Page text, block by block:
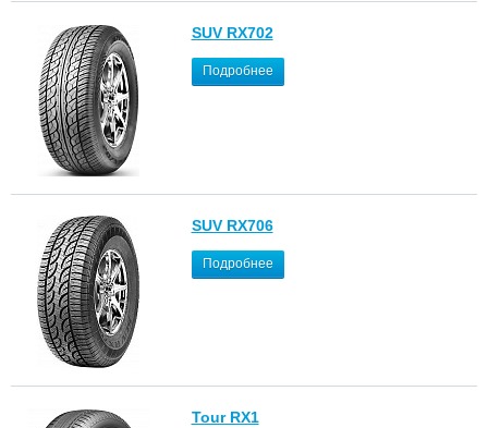
SUV RX702
Подробнее
SUV RX706
Подробнее
Tour RX1